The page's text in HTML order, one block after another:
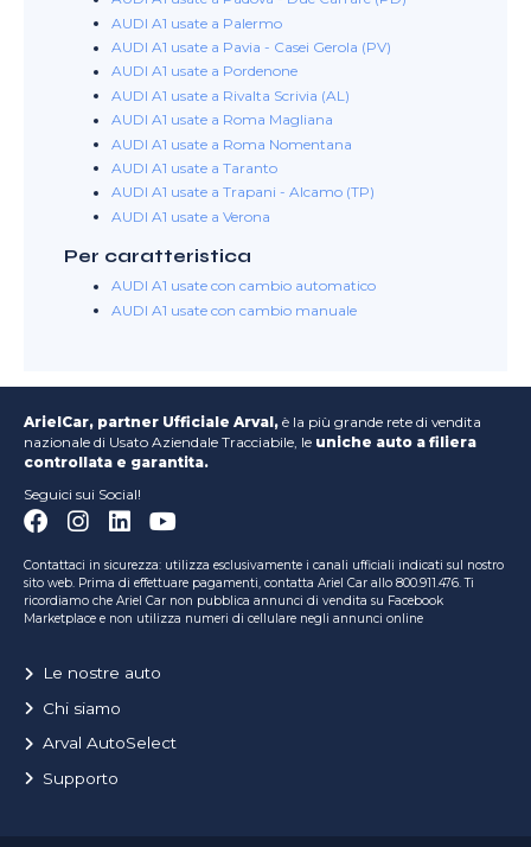
AUDI A1 usate a Palermo
AUDI A1 usate a Pavia - Casei Gerola (PV)
AUDI A1 usate a Pordenone
AUDI A1 usate a Rivalta Scrivia (AL)
AUDI A1 usate a Roma Magliana
AUDI A1 usate a Roma Nomentana
AUDI A1 usate a Taranto
AUDI A1 usate a Trapani - Alcamo (TP)
AUDI A1 usate a Verona
Per caratteristica
AUDI A1 usate con cambio automatico
AUDI A1 usate con cambio manuale
ArielCar, partner Ufficiale Arval, è la più grande rete di vendita
nazionale di Usato Aziendale Tracciabile, le uniche auto a filiera
controllata e garantita.
Seguici sui Social!
Contattaci in sicurezza: utilizza esclusivamente i canali ufficiali indicati sul nostro
sito web. Prima di effettuare pagamenti, contatta Ariel Car allo 800.911.476. Ti
ricordiamo che Ariel Car non pubblica annunci di vendita su Facebook
Marketplace e non utilizza numeri di cellulare negli annunci online
Le nostre auto
Chi siamo
Arval AutoSelect
Supporto